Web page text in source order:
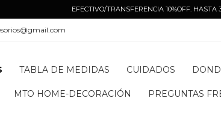
EFECTIVO/TRANSFERENCIA 10%OFF. HASTA
TABLA DE MEDIDAS CUIDADOS
MTO HOME-DECORACIÓN PREGUNTAS